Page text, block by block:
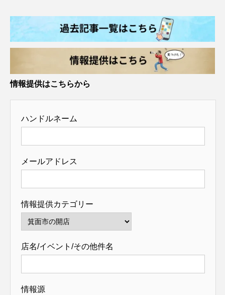
情報提供はこちらから
ハンドルネーム
メールアドレス
情報提供カテゴリー
店名/イベント/その他件名
情報源